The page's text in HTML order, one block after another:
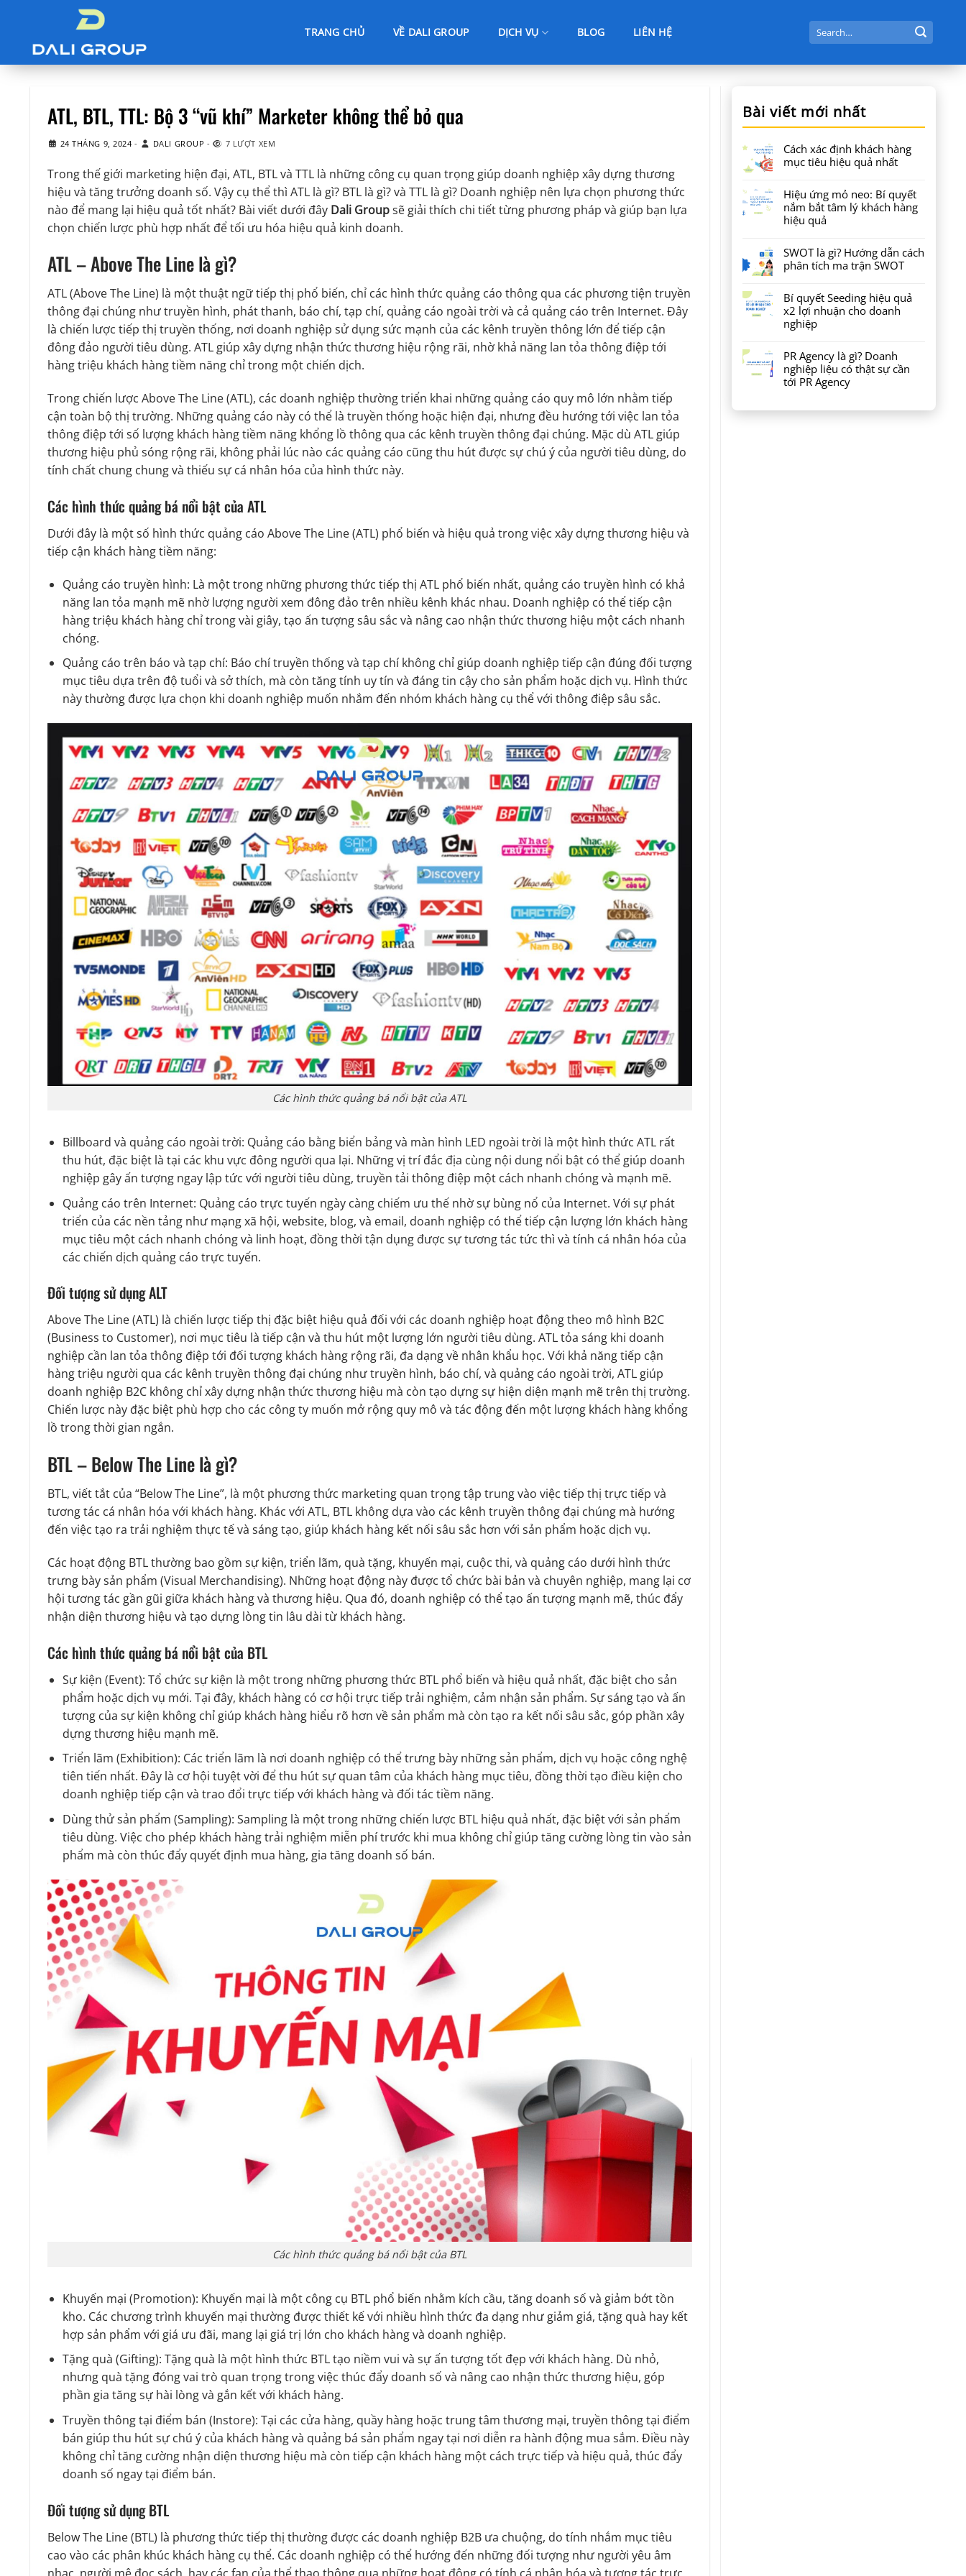
dung
TRANG CHỦ VỀ DALI GROUP DỊCH VỤ BLOG LIÊN HỆ
Search
for:
ATL, BTL, TTL: Bộ 3 “vũ khí” Marketer không thể bỏ qua
24 THÁNG 9, 2024 - DALI GROUP - 7 LƯỢT XEM
Trong thế giới marketing hiện đại, ATL, BTL và TTL là những công cụ quan trọng giúp doanh nghiệp xây dựng thương
hiệu và tăng trưởng doanh số. Vậy cụ thể thì ATL là gì? BTL là gì? và TTL là gì? Doanh nghiệp nên lựa chọn phương thức
nào để mang lại hiệu quả tốt nhất? Bài viết dưới đây Dali Groupsẽ giải thích chi tiết từng phương pháp và giúp bạn lựa
chọn chiến lược phù hợp nhất để tối ưu hóa hiệu quả kinh doanh.
ATL – Above The Line là gì?
ATL (Above The Line) là một thuật ngữ tiếp thị phổ biến, chỉ các hình thức quảng cáo thông qua các phương tiện truyền
thông đại chúng như truyền hình, phát thanh, báo chí, tạp chí, quảng cáo ngoài trời và cả quảng cáo trên Internet. Đây
là chiến lược tiếp thị truyền thống, nơi doanh nghiệp sử dụng sức mạnh của các kênh truyền thông lớn để tiếp cận
đông đảo người tiêu dùng. ATL giúp xây dựng nhận thức thương hiệu rộng rãi, nhờ khả năng lan tỏa thông điệp tới
hàng triệu khách hàng tiềm năng chỉ trong một chiến dịch.
Trong chiến lược Above The Line (ATL), các doanh nghiệp thường triển khai những quảng cáo quy mô lớn nhằm tiếp
cận toàn bộ thị trường. Những quảng cáo này có thể là truyền thống hoặc hiện đại, nhưng đều hướng tới việc lan tỏa
thông điệp tới số lượng khách hàng tiềm năng khổng lồ thông qua các kênh truyền thông đại chúng. Mặc dù ATL giúp
thương hiệu phủ sóng rộng rãi, không phải lúc nào các quảng cáo cũng thu hút được sự chú ý của người tiêu dùng, do
tính chất chung chung và thiếu sự cá nhân hóa của hình thức này.
Các hình thức quảng bá nổi bật của ATL
Dưới đây là một số hình thức quảng cáo Above The Line (ATL) phổ biến và hiệu quả trong việc xây dựng thương hiệu và
tiếp cận khách hàng tiềm năng:
Quảng cáo truyền hình: Là một trong những phương thức tiếp thị ATL phổ biến nhất, quảng cáo truyền hình có khả
năng lan tỏa mạnh mẽ nhờ lượng người xem đông đảo trên nhiều kênh khác nhau. Doanh nghiệp có thể tiếp cận
hàng triệu khách hàng chỉ trong vài giây, tạo ấn tượng sâu sắc và nâng cao nhận thức thương hiệu một cách nhanh
chóng.
Quảng cáo trên báo và tạp chí: Báo chí truyền thống và tạp chí không chỉ giúp doanh nghiệp tiếp cận đúng đối tượng
mục tiêu dựa trên độ tuổi và sở thích, mà còn tăng tính uy tín và đáng tin cậy cho sản phẩm hoặc dịch vụ. Hình thức
này thường được lựa chọn khi doanh nghiệp muốn nhắm đến nhóm khách hàng cụ thể với thông điệp sâu sắc.
Các hình thức quảng bá nổi bật của ATL
Billboard và quảng cáo ngoài trời: Quảng cáo bằng biển bảng và màn hình LED ngoài trời là một hình thức ATL rất
thu hút, đặc biệt là tại các khu vực đông người qua lại. Những vị trí đắc địa cùng nội dung nổi bật có thể giúp doanh
nghiệp gây ấn tượng ngay lập tức với người tiêu dùng, truyền tải thông điệp một cách nhanh chóng và mạnh mẽ.
Quảng cáo trên Internet: Quảng cáo trực tuyến ngày càng chiếm ưu thế nhờ sự bùng nổ của Internet. Với sự phát
triển của các nền tảng như mạng xã hội, website, blog, và email, doanh nghiệp có thể tiếp cận lượng lớn khách hàng
mục tiêu một cách nhanh chóng và linh hoạt, đồng thời tận dụng được sự tương tác tức thì và tính cá nhân hóa của
các chiến dịch quảng cáo trực tuyến.
Đối tượng sử dụng ALT
Above The Line (ATL) là chiến lược tiếp thị đặc biệt hiệu quả đối với các doanh nghiệp hoạt động theo mô hình B2C
(Business to Customer), nơi mục tiêu là tiếp cận và thu hút một lượng lớn người tiêu dùng. ATL tỏa sáng khi doanh
nghiệp cần lan tỏa thông điệp tới đối tượng khách hàng rộng rãi, đa dạng về nhân khẩu học. Với khả năng tiếp cận
hàng triệu người qua các kênh truyền thông đại chúng như truyền hình, báo chí, và quảng cáo ngoài trời, ATL giúp
doanh nghiệp B2C không chỉ xây dựng nhận thức thương hiệu mà còn tạo dựng sự hiện diện mạnh mẽ trên thị trường.
Chiến lược này đặc biệt phù hợp cho các công ty muốn mở rộng quy mô và tác động đến một lượng khách hàng khổng
lồ trong thời gian ngắn.
BTL – Below The Line là gì?
BTL, viết tắt của “Below The Line”, là một phương thức marketing quan trọng tập trung vào việc tiếp thị trực tiếp và
tương tác cá nhân hóa với khách hàng. Khác với ATL, BTL không dựa vào các kênh truyền thông đại chúng mà hướng
đến việc tạo ra trải nghiệm thực tế và sáng tạo, giúp khách hàng kết nối sâu sắc hơn với sản phẩm hoặc dịch vụ.
Các hoạt động BTL thường bao gồm sự kiện, triển lãm, quà tặng, khuyến mại, cuộc thi, và quảng cáo dưới hình thức
trưng bày sản phẩm (Visual Merchandising). Những hoạt động này được tổ chức bài bản và chuyên nghiệp, mang lại cơ
hội tương tác gần gũi giữa khách hàng và thương hiệu. Qua đó, doanh nghiệp có thể tạo ấn tượng mạnh mẽ, thúc đẩy
nhận diện thương hiệu và tạo dựng lòng tin lâu dài từ khách hàng.
Các hình thức quảng bá nổi bật của BTL
Sự kiện (Event): Tổ chức sự kiện là một trong những phương thức BTL phổ biến và hiệu quả nhất, đặc biệt cho sản
phẩm hoặc dịch vụ mới. Tại đây, khách hàng có cơ hội trực tiếp trải nghiệm, cảm nhận sản phẩm. Sự sáng tạo và ấn
tượng của sự kiện không chỉ giúp khách hàng hiểu rõ hơn về sản phẩm mà còn tạo ra kết nối sâu sắc, góp phần xây
dựng thương hiệu mạnh mẽ.
Triển lãm (Exhibition): Các triển lãm là nơi doanh nghiệp có thể trưng bày những sản phẩm, dịch vụ hoặc công nghệ
tiên tiến nhất. Đây là cơ hội tuyệt vời để thu hút sự quan tâm của khách hàng mục tiêu, đồng thời tạo điều kiện cho
doanh nghiệp tiếp cận và trao đổi trực tiếp với khách hàng và đối tác tiềm năng.
Dùng thử sản phẩm (Sampling): Sampling là một trong những chiến lược BTL hiệu quả nhất, đặc biệt với sản phẩm
tiêu dùng. Việc cho phép khách hàng trải nghiệm miễn phí trước khi mua không chỉ giúp tăng cường lòng tin vào sản
phẩm mà còn thúc đẩy quyết định mua hàng, gia tăng doanh số bán.
Các hình thức quảng bá nổi bật của BTL
Khuyến mại (Promotion): Khuyến mại là một công cụ BTL phổ biến nhằm kích cầu, tăng doanh số và giảm bớt tồn
kho. Các chương trình khuyến mại thường được thiết kế với nhiều hình thức đa dạng như giảm giá, tặng quà hay kết
hợp sản phẩm với giá ưu đãi, mang lại giá trị lớn cho khách hàng và doanh nghiệp.
Tặng quà (Gifting): Tặng quà là một hình thức BTL tạo niềm vui và sự ấn tượng tốt đẹp với khách hàng. Dù nhỏ,
nhưng quà tặng đóng vai trò quan trọng trong việc thúc đẩy doanh số và nâng cao nhận thức thương hiệu, góp
phần gia tăng sự hài lòng và gắn kết với khách hàng.
Truyền thông tại điểm bán (Instore): Tại các cửa hàng, quầy hàng hoặc trung tâm thương mại, truyền thông tại điểm
bán giúp thu hút sự chú ý của khách hàng và quảng bá sản phẩm ngay tại nơi diễn ra hành động mua sắm. Điều này
không chỉ tăng cường nhận diện thương hiệu mà còn tiếp cận khách hàng một cách trực tiếp và hiệu quả, thúc đẩy
doanh số ngay tại điểm bán.
Đối tượng sử dụng BTL
Below The Line (BTL) là phương thức tiếp thị thường được các doanh nghiệp B2B ưa chuộng, do tính nhắm mục tiêu
cao vào các phân khúc khách hàng cụ thể. Các doanh nghiệp có thể hướng đến những đối tượng như người yêu âm
Bài viết mới nhất
Cách xác định khách hàng
mục tiêu hiệu quả nhất
Hiệu ứng mỏ neo: Bí quyết
nắm bắt tâm lý khách hàng
hiệu quả
SWOT là gì? Hướng dẫn cách
phân tích ma trận SWOT
Bí quyết Seeding hiệu quả
x2 lợi nhuận cho doanh
nghiệp
PR Agency là gì? Doanh
nghiệp liệu có thật sự cần
tới PR Agency